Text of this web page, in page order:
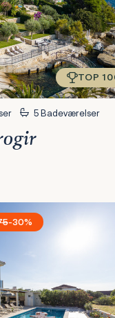
TOP
5 Badeværelser
-30%